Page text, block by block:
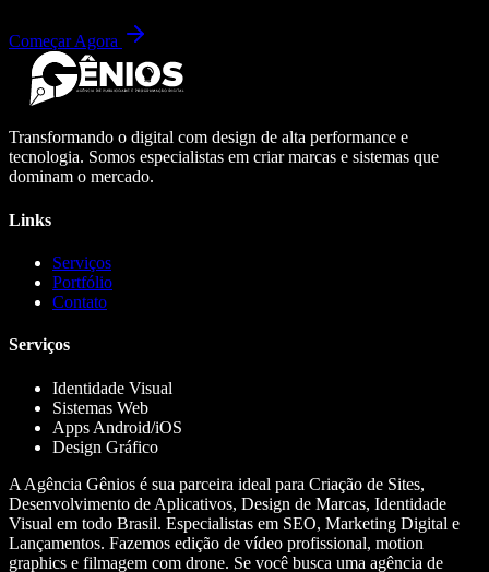
Começar Agora
Transformando o digital com design de alta performance e
tecnologia. Somos especialistas em criar marcas e sistemas que
dominam o mercado.
Links
Serviços
Portfólio
Contato
Serviços
Identidade Visual
Sistemas Web
Apps Android/iOS
Design Gráfico
A Agência Gênios é sua parceira ideal para Criação de Sites,
Desenvolvimento de Aplicativos, Design de Marcas, Identidade
Visual em todo Brasil. Especialistas em SEO, Marketing Digital e
Lançamentos. Fazemos edição de vídeo profissional, motion
graphics e filmagem com drone. Se você busca uma agência de